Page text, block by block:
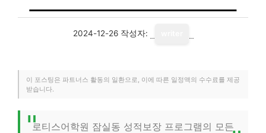
2024-12-26 작성자:
이 포스팅은 파트너스 활동의 일환으로, 이에 따른 일정액의 수수료를 제공
받습니다.
로티스어학원 잠실동 성적보장 프로그램의 모든